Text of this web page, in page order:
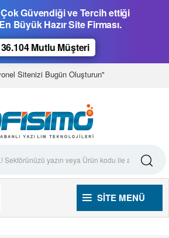
Güvendiği ve Tercih ettiği
Büyük Hazır Site Firması.
36.104 Mutlu Müşteri
Sitenizi Bugün Oluşturun"
SITE MENÜ